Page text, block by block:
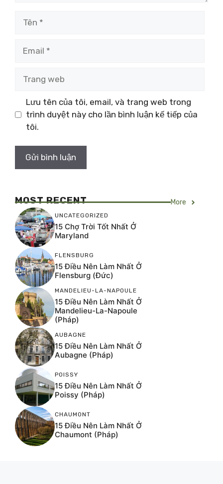
web
Lưu tên của tôi, email, và trang web trong
trình duyệt này cho lần bình luận kế tiếp của
tôi.
MOST RECENT More
UNCATEGORIZED
15 Chợ Trời Tốt Nhất Ở
Maryland
FLENSBURG
15 Điều Nên Làm Nhất Ở
Flensburg (Đức)
MANDELIEU-LA-NAPOULE
15 Điều Nên Làm Nhất Ở
Mandelieu-La-Napoule
(Pháp)
AUBAGNE
15 Điều Nên Làm Nhất Ở
Aubagne (Pháp)
POISSY
15 Điều Nên Làm Nhất Ở
Poissy (Pháp)
CHAUMONT
15 Điều Nên Làm Nhất Ở
Chaumont (Pháp)